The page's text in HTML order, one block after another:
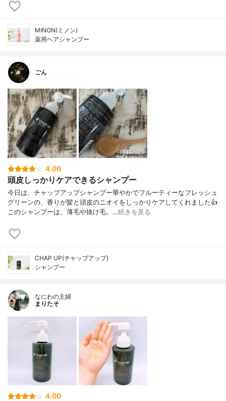
MINON(ミノン)
薬用ヘアシャンプー
ごん
4.00
頭皮しっかりケアできるシャンプー
今日は、チャップアップシャンプー華やかでフルーティーなフレッシュ
グリーンの、香りが髪と頭皮のニオイをしっかりケアしてくれました👍
このシャンプーは、薄毛や抜け毛。…続きを見る
CHAP UP(チャップアップ)
シャンプー
なにわの主婦
まりたそ
4.00